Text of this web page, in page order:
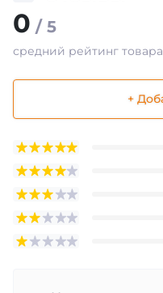
0 / 5
средний рейтинг товара
+